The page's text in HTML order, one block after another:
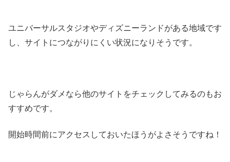
ユニバーサルスタジオやディズニーランドがある地域です
し、サイトにつながりにくい状況になりそうです。
じゃらんがダメなら他のサイトをチェックしてみるのもお
すすめです。
開始時間前にアクセスしておいたほうがよさそうですね！